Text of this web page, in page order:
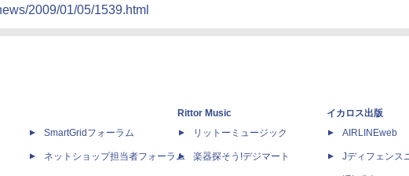
2009/01/05/1539.html
SmartGridフォーラム
ネットショップ担当者フォーラム
Rittor Music
リットーミュージック
楽器探そう!デジマート
イカロス出版
AIRLINEweb
Jディフェンス